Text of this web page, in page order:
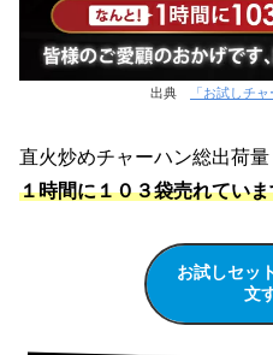
出典 「お試しチ
直火炒めチャーハン総出荷量
１時間に１０３袋売れてい
お試しセッ
文